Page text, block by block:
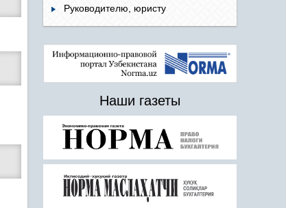
Руководителю, юристу
Наши газеты